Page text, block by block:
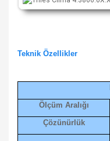
Teknik Özellikler
Ölçüm Aralığı
Çözünürlük